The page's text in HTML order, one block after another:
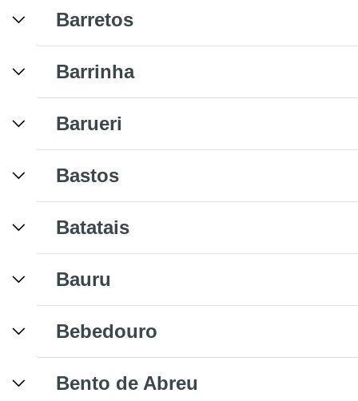
Barretos
Barrinha
Barueri
Bastos
Batatais
Bauru
Bebedouro
Bento de Abreu